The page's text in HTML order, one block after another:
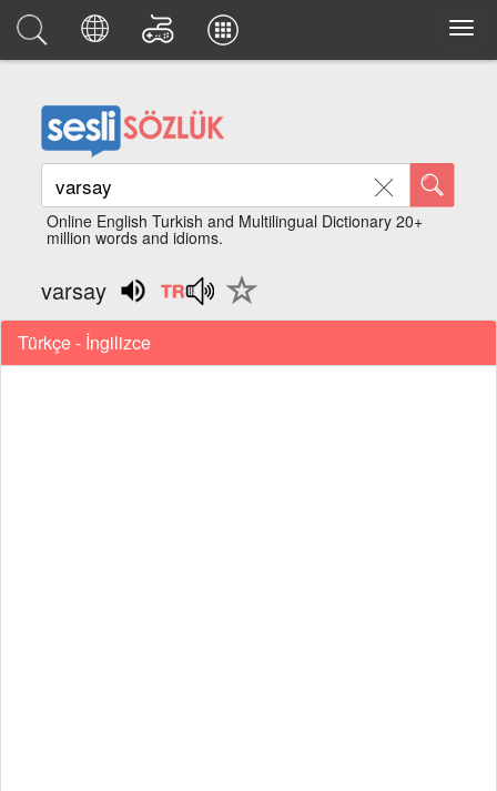
Online English Turkish and Multilingual Dictionary 20+
million words and idioms.
varsay
Türkçe - İngilizce